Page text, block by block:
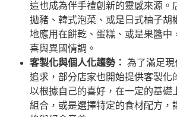
這也成為伴手禮創新的靈感來源。
拋豬、韓式泡菜、或是日式柚子胡
地應用在餅乾、蛋糕、或是果醬中
喜與異國情調。
客製化與個人化趨勢： 為了滿足
追求，部分店家也開始提供客製化
以根據自己的喜好，在一定的基礎
組合，或是選擇特定的食材配方，